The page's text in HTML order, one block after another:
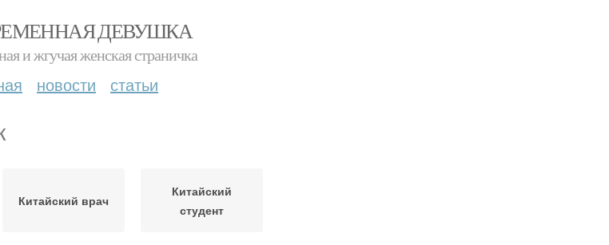
ДЕВУШКА
и жгучая женская страничка
новости статьи
Китайский врач
Китайский
студент